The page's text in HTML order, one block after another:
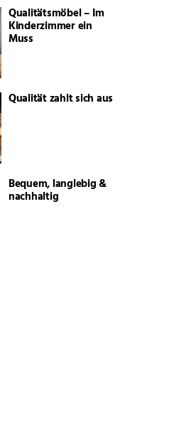
Qualitätsmöbel – Im
Kinderzimmer ein
Muss
Qualität zahlt sich aus
Bequem, langlebig &
nachhaltig